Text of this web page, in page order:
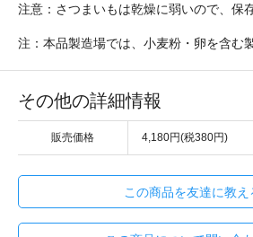
注意：さつまいもは乾燥に弱いので、保
注：本品製造場では、小麦粉・卵を含む
その他の詳細情報
販売価格 4,180円(税380円)
この商品を友達に教え